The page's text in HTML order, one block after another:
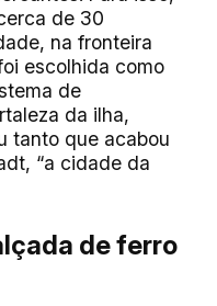
de 30
na fronteira
escolhida como
de
da ilha,
tanto que acabou
“a cidade da
de ferro